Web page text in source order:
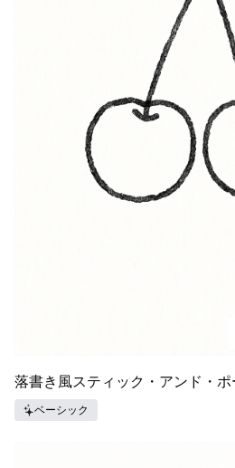
落書き風スティック・アンド・
ベーシック